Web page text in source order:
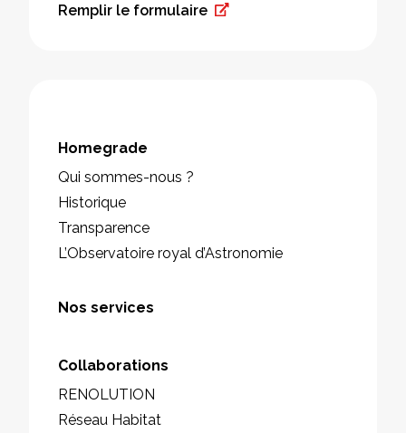
Remplir le formulaire
Homegrade
Qui sommes-nous ?
Historique
Transparence
L’Observatoire royal d’Astronomie
Nos services
Collaborations
RENOLUTION
Réseau Habitat